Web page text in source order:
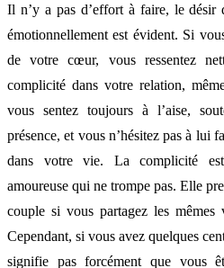
Il n’y a pas d’effort à faire, le désir
émotionnellement est évident. Si
de votre cœur, vous ressentez
complicité dans votre relation,
vous sentez toujours à l’aise,
présence, et vous n’hésitez pas à lui
dans votre vie. La complicité
amoureuse qui ne trompe pas. Elle
couple si vous partagez les mêmes
Cependant, si vous avez quelques
signifie pas forcément que vous